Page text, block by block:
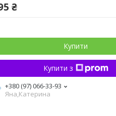
₴
Купити
Купити з
+380 (97) 066-33-93
Яна,Катерина